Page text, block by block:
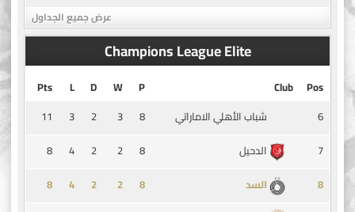
عرض جميع الجداول
Champions League Elite
Pos
Club
P
W
D
L
Pts
6
شباب الأهلي الاماراتي 8
3
2
3
11
7
الدحيل 8
2
2
4
8
8
السد 8
2
2
4
8